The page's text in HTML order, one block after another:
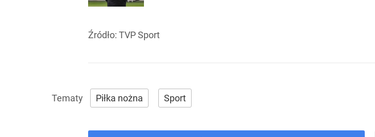
Źródło: TVP Sport
Piłka nożna Sport